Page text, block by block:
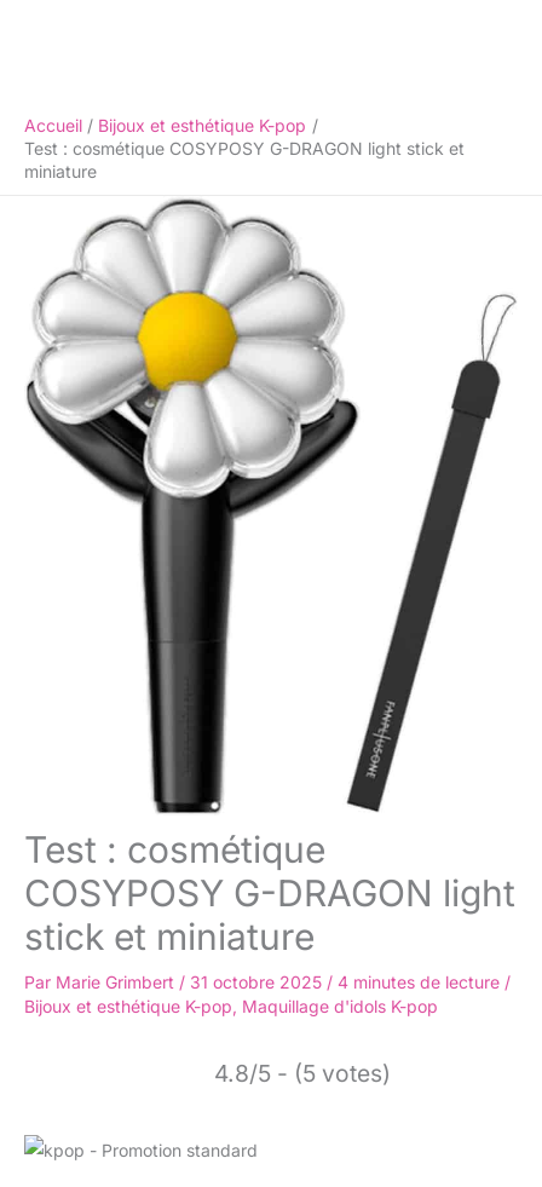
Accueil
Bijoux et esthétique K-pop
Test : cosmétique COSYPOSY G-DRAGON light stick et
miniature
Test : cosmétique
COSYPOSY G-DRAGON light
stick et miniature
Par Marie Grimbert / 31 octobre 2025 / 4 minutes de lecture /
Bijoux et esthétique K-pop, Maquillage d'idols K-pop
4.8/5 - (5 votes)